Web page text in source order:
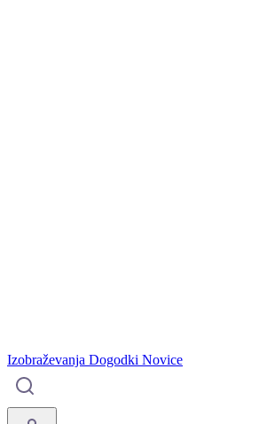
Izobraževanja Dogodki Novice